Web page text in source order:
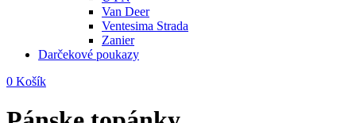
Van Deer
Ventesima Strada
Zanier
Darčekové poukazy
0 Košík